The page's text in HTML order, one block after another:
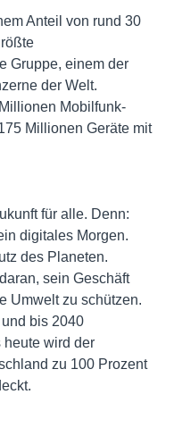
Anteil von rund 30
Gruppe, einem der
der Welt.
Mobilfunk-
Millionen Geräte mit
für alle. Denn:
digitales Morgen.
des Planeten.
sein Geschäft
Umwelt zu schützen.
bis 2040
heute wird der
zu 100 Prozent